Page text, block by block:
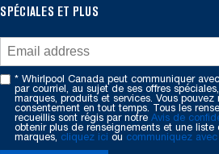
SPÉCIALES ET PLUS
* Whirlpool Canada peut communiquer
par courriel, au sujet de ses offres
marques, produits et services. Vous pouvez
consentement en tout temps. Tous les
recueillis sont régis par notre Avis de
obtenir plus de renseignements et une liste
marques, cliquez ici ou communiquez